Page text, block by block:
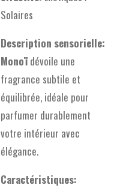
Solaires
Description sensorielle:
Monoï dévoile une
fragrance subtile et
équilibrée, idéale pour
parfumer durablement
votre intérieur avec
élégance.
Caractéristiques: